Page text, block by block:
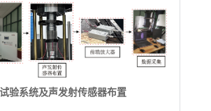
验系统及声发射传感器布置